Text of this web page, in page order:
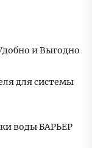
и Выгодно
для системы
воды БАРЬЕР